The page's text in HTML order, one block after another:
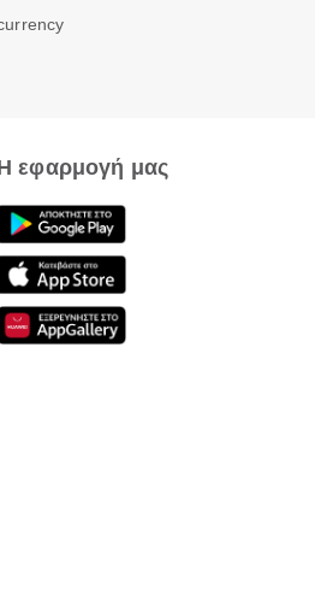
εφαρμογή μας